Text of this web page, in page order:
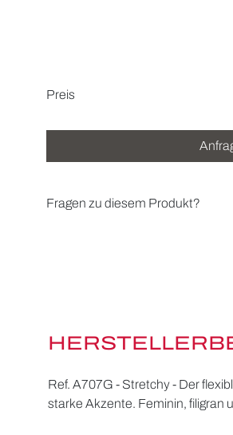
Preis
Fragen zu diesem Produkt?
Ref. A707G - Stretchy - Der
starke Akzente. Feminin, filigran